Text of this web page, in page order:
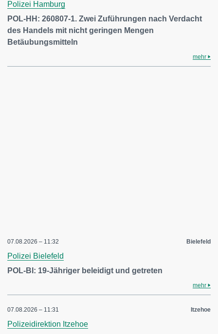
Polizei Hamburg
POL-HH: 260807-1. Zwei Zuführungen nach Verdacht
des Handels mit nicht geringen Mengen
Betäubungsmitteln
mehr
07.08.2026 – 11:32 Bielefeld
Polizei Bielefeld
POL-BI: 19-Jähriger beleidigt und getreten
mehr
07.08.2026 – 11:31 Itzehoe
Polizeidirektion Itzehoe